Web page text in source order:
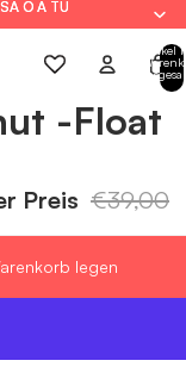
O A TU
O A TU
Artikel
-Float
Preis €39,00
legen